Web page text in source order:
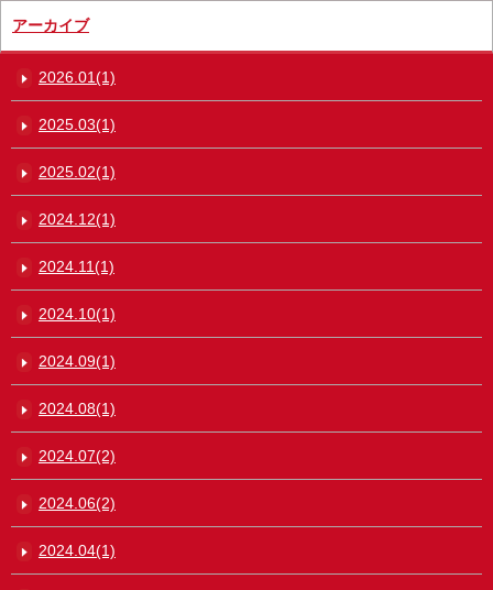
アーカイブ
2026.01(1)
2025.03(1)
2025.02(1)
2024.12(1)
2024.11(1)
2024.10(1)
2024.09(1)
2024.08(1)
2024.07(2)
2024.06(2)
2024.04(1)